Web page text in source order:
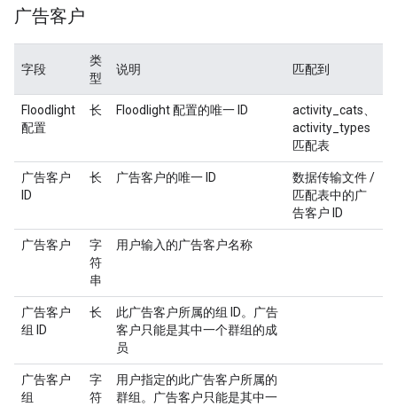
广告客户
字段
类
型
说明 匹配到
Floodlight
配置
长 Floodlight 配置的唯一 ID
activity_cats、
activity_types
匹配表
广告客户
ID
长 广告客户的唯一 ID
数据传输文件 /
匹配表中的广
告客户 ID
广告客户
字
符
串
用户输入的广告客户名称
广告客户
组 ID
长
此广告客户所属的组 ID。广告
客户只能是其中一个群组的成
员
广告客户
组
字
符
用户指定的此广告客户所属的
群组。广告客户只能是其中一